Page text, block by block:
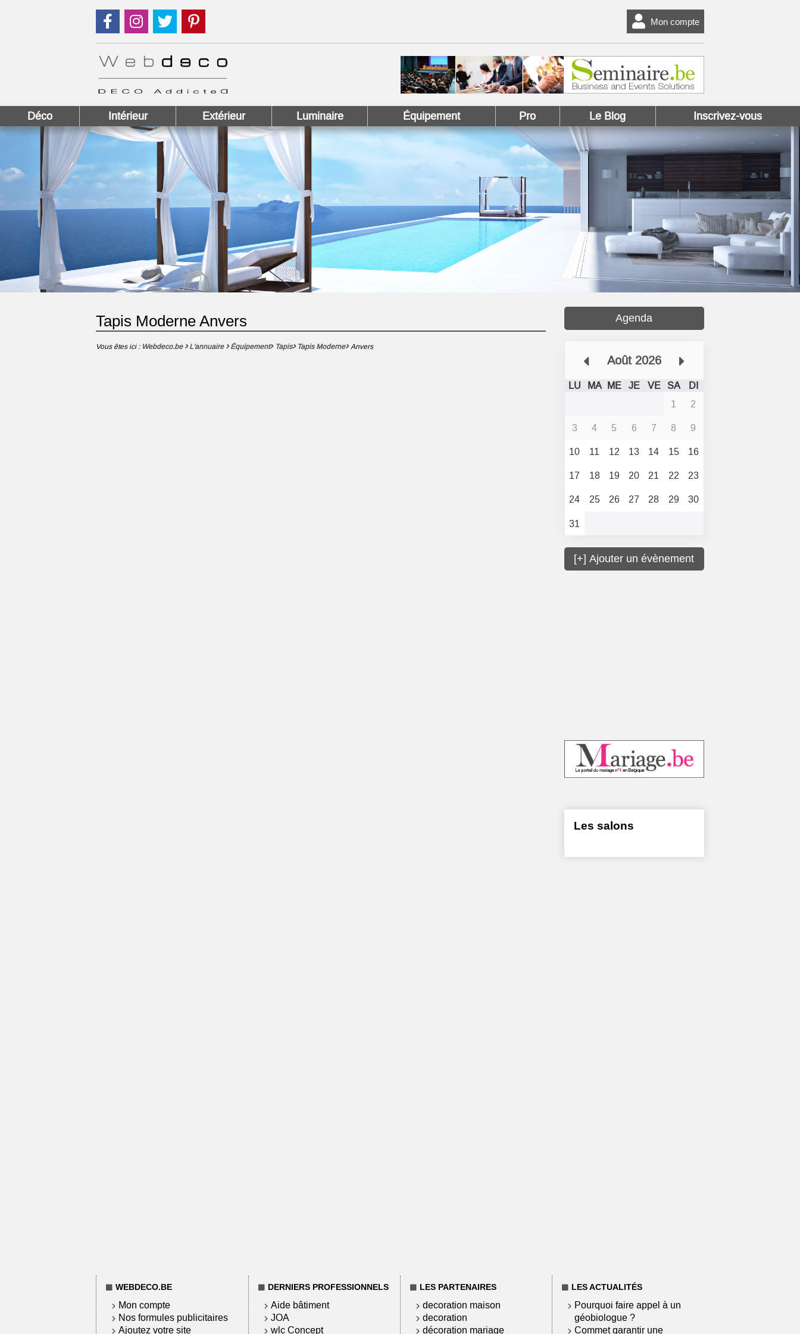
Suivez nous sur Facebook !
Suivez nous sur Instagram !
Suivez nous sur Twitter ! Mon compte
Déco Intérieur Extérieur Luminaire Équipement Pro Le Blog Inscrivez-vous
Tapis Moderne Anvers
Vous êtes ici : Webdeco.be L'annuaire Équipement Tapis Tapis Moderne Anvers
Agenda
Août 2026
LU MA ME JE VE SA
DI
1
2
3
4 5 6 7 8
9
10
11 12 13 14 15
16
17
18 19 20 21 22
23
24
25 26 27 28 29
30
31
[+] Ajouter un évènement
Les salons
WEBDECO.BE
Mon compte
Nos formules publicitaires
Ajoutez votre site
DERNIERS PROFESSIONNELS
Aide bâtiment
JOA
wlc Concept
LES PARTENAIRES
decoration maison
decoration
décoration mariage
LES ACTUALITÉS
Pourquoi faire appel à un
géobiologue ?
Commet garantir une